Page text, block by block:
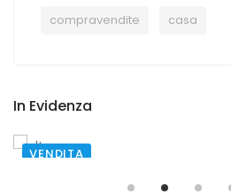
compravendite casa
In Evidenza
VENDITA